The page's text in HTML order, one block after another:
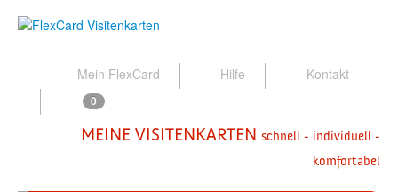
Mein FlexCard Hilfe Kontakt
0
MEINE VISITENKARTEN schnell - individuell -
komfortabel